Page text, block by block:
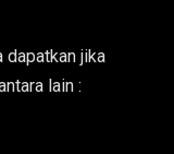
dapatkan jika
lain :